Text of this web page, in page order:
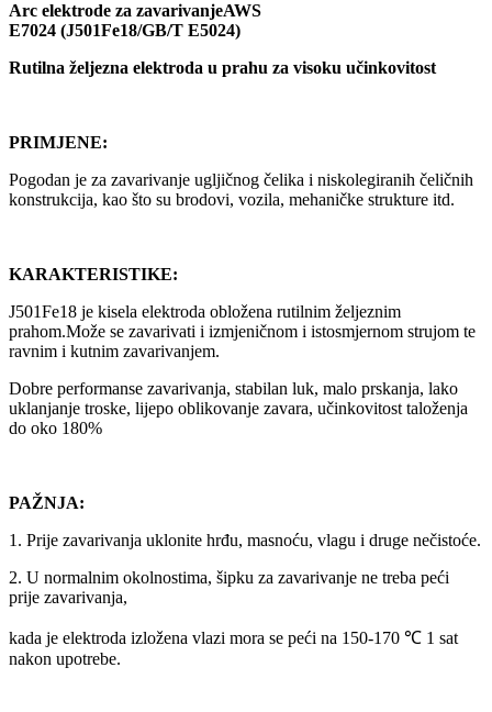
Arc elektrode za zavarivanjeAWS
E7024 (J501Fe18/GB/T E5024)
Rutilna željezna elektroda u prahu za visoku učinkovitost
PRIMJENE:
Pogodan je za zavarivanje ugljičnog čelika i niskolegiranih čeličnih
konstrukcija, kao što su brodovi, vozila, mehaničke strukture itd.
KARAKTERISTIKE:
J501Fe18 je kisela elektroda obložena rutilnim željeznim
prahom.Može se zavarivati ​​i izmjeničnom i istosmjernom strujom te
ravnim i kutnim zavarivanjem.
Dobre performanse zavarivanja, stabilan luk, malo prskanja, lako
uklanjanje troske, lijepo oblikovanje zavara, učinkovitost taloženja
do oko 180%
PAŽNJA:
1. Prije zavarivanja uklonite hrđu, masnoću, vlagu i druge nečistoće.
2. U normalnim okolnostima, šipku za zavarivanje ne treba peći
prije zavarivanja,
kada je elektroda izložena vlazi mora se peći na 150-170 ℃ 1 sat
nakon upotrebe.